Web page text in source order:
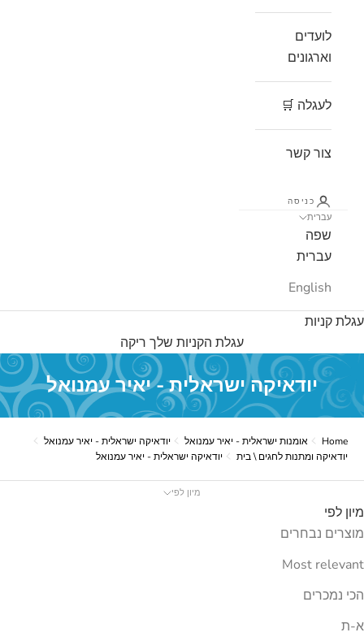
לועדים
וארגונים
לעגלה 🛒
צור קשר
כניסה
עברית
שפה
עברית
English
עגלת קניות
עגלת הקניות שלך ריקה
יודאיקה ישראלית - יאיר עמנואל
Home אומנות ישראלית - יאיר עמנואל
יודאיקה ישראלית - יאיר עמנואל
יודאיקה ומתנות לחגים \ בית
יודאיקה ישראלית - יאיר עמנואל
מיון לפי
מיון לפי
מוצרים נבחרים
Most relevant
הכי נמכרים
א-ת